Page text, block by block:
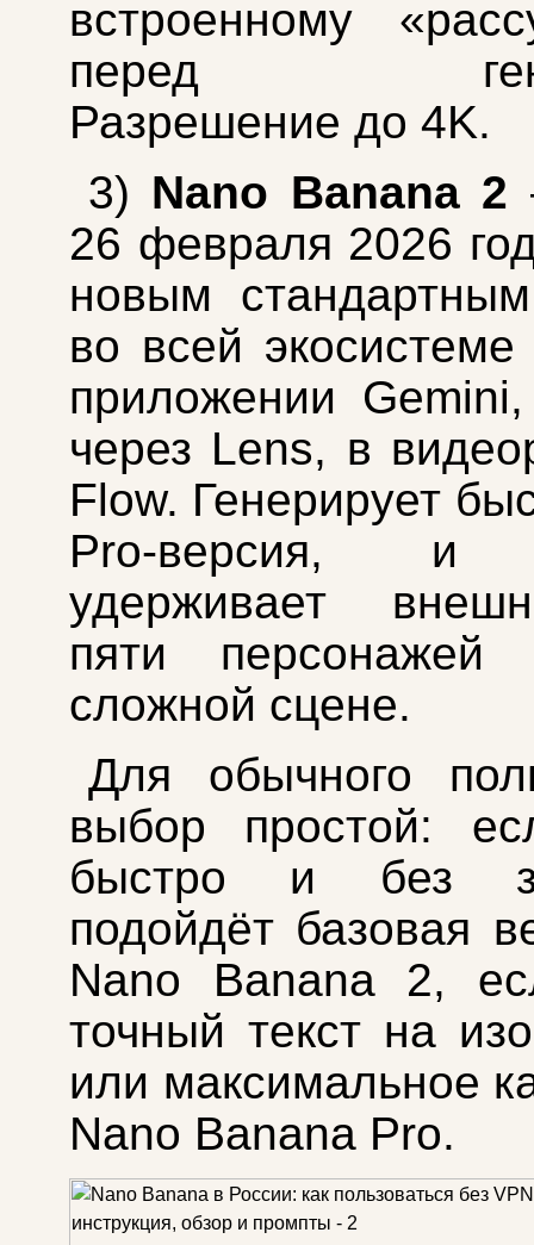
встроенному
перед
Разрешение до 4K.
3) Nano Banana 2
26 февраля 2026
новым
во всей
приложении
через Lens, в
Flow. Генерирует
Pro-версия, и
удерживает
пяти
сложной сцене.
Для обычного
выбор простой:
быстро и без
подойдёт базовая
Nano Banana 2,
точный текст на
или максимальное
Nano Banana Pro.